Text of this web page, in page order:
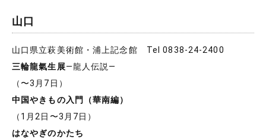
山口
山口県立萩美術館・浦上記念館 Tel 0838-24-2400
三輪龍氣生展―龍人伝説―
（〜3月7日）
中国やきもの入門（華南編）
（1月2日〜3月7日）
はなやぎのかたち